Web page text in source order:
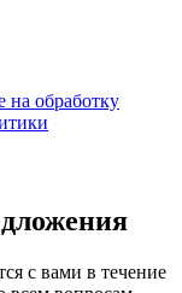
на обработку
с вами в течение